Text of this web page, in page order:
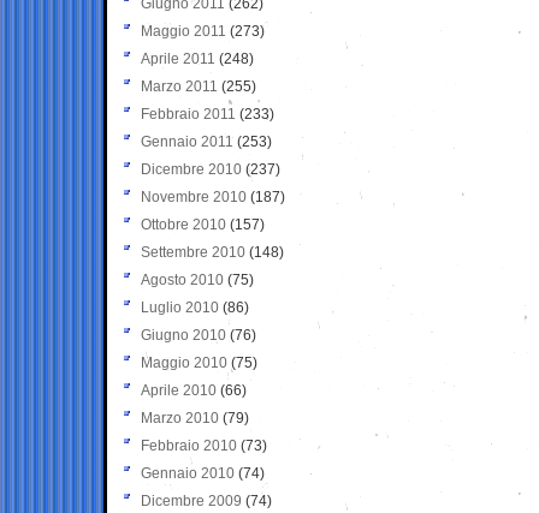
Giugno 2011 (262)
Maggio 2011 (273)
Aprile 2011 (248)
Marzo 2011 (255)
Febbraio 2011 (233)
Gennaio 2011 (253)
Dicembre 2010 (237)
Novembre 2010 (187)
Ottobre 2010 (157)
Settembre 2010 (148)
Agosto 2010 (75)
Luglio 2010 (86)
Giugno 2010 (76)
Maggio 2010 (75)
Aprile 2010 (66)
Marzo 2010 (79)
Febbraio 2010 (73)
Gennaio 2010 (74)
Dicembre 2009 (74)